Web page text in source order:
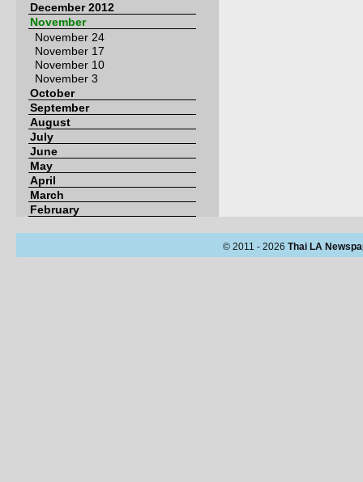
December 2012
November
November 24
November 17
November 10
November 3
October
September
August
July
June
May
April
March
February
© 2011 - 2026 Thai LA